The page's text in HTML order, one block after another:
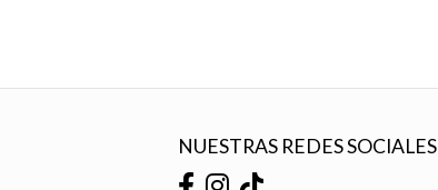
NUESTRAS REDES SOCIALES